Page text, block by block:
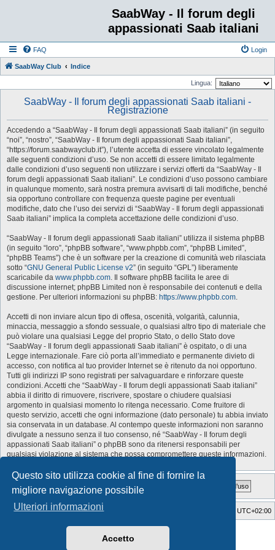
Questo sito utilizza cookie al fine di fornire la
migliore navigazione possibile
Ulteriori informazioni
Accetto
SaabWay - Il forum degli
appassionati Saab italiani
FAQ Login
SaabWay Club Indice
Lingua:
SaabWay - Il forum degli appassionati Saab italiani -
Registrazione
Accedendo a “SaabWay - Il forum degli appassionati Saab italiani” (in seguito
“noi”, “nostro”, “SaabWay - Il forum degli appassionati Saab italiani”,
“https://forum.saabwayclub.it”), l’utente accetta di essere vincolato legalmente
alle seguenti condizioni d’uso. Se non accetti di essere limitato legalmente
dalle condizioni d’uso seguenti non utilizzare i servizi offerti da “SaabWay - Il
forum degli appassionati Saab italiani”. Le condizioni d’uso possono cambiare
in qualunque momento, sarà nostra premura avvisarti di tali modifiche, benché
sia opportuno controllare con frequenza queste pagine per eventuali
modifiche, dato che l’uso dei servizi di “SaabWay - Il forum degli appassionati
Saab italiani” implica la completa accettazione delle condizioni d’uso.
“SaabWay - Il forum degli appassionati Saab italiani” utilizza il sistema phpBB
(in seguito “loro”, “phpBB software”, “www.phpbb.com”, “phpBB Limited”,
“phpBB Teams”) che è un software per la creazione di comunità web rilasciata
sotto “GNU General Public License v2” (in seguito “GPL”) liberamente
scaricabile da www.phpbb.com. Il software phpBB facilita le aree di
discussione internet; phpBB Limited non è responsabile dei contenuti e della
gestione. Per ulteriori informazioni su phpBB: https://www.phpbb.com.
Accetti di non inviare alcun tipo di offesa, oscenità, volgarità, calunnia,
minaccia, messaggio a sfondo sessuale, o qualsiasi altro tipo di materiale che
può violare una qualsiasi Legge del proprio Stato, o dello Stato dove
“SaabWay - Il forum degli appassionati Saab italiani” è ospitato, o di una
Legge internazionale. Fare ciò porta all’immediato e permanente divieto di
accesso, con notifica al tuo provider Internet se è ritenuto da noi opportuno.
Tutti gli indirizzi IP sono registrati per salvaguardare e rinforzare queste
condizioni. Accetti che “SaabWay - Il forum degli appassionati Saab italiani”
abbia il diritto di rimuovere, riscrivere, spostare o chiudere qualsiasi
argomento in qualsiasi momento lo ritenga necessario. Come fruitore di
questo servizio, accetti che ogni informazione (dato personale) tu abbia inviato
sia conservata in un database. Al contempo queste informazioni non saranno
divulgate a nessuno senza il tuo consenso, né “SaabWay - Il forum degli
appassionati Saab italiani” o phpBB sono da ritenersi responsabili per
qualsiasi violazione al sistema che possa compromettere queste informazioni.
SaabWay Club Indice UTC+02:00
GTA game
phpBB® Forum Software © phpBB Limited